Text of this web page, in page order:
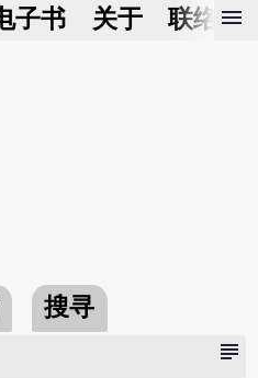
子书 关于 联络我
menu
搜寻
subject